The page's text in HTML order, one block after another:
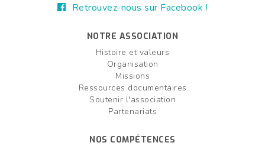
Retrouvez-nous sur Facebook !
NOTRE ASSOCIATION
Histoire et valeurs
Organisation
Missions
Ressources documentaires
Soutenir l'association
Partenariats
NOS COMPÉTENCES